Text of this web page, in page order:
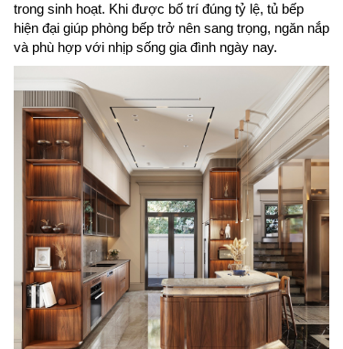
trong sinh hoạt. Khi được bố trí đúng tỷ lệ, tủ bếp
hiện đại giúp phòng bếp trở nên sang trọng, ngăn nắp
và phù hợp với nhịp sống gia đình ngày nay.